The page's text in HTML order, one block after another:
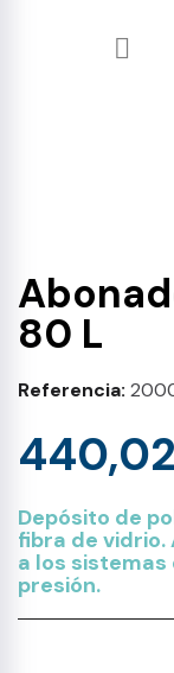
80 L
Referencia
Depósito de
fibra de vidrio.
a los
presión.